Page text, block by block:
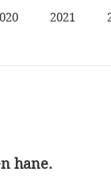
2021
hane.